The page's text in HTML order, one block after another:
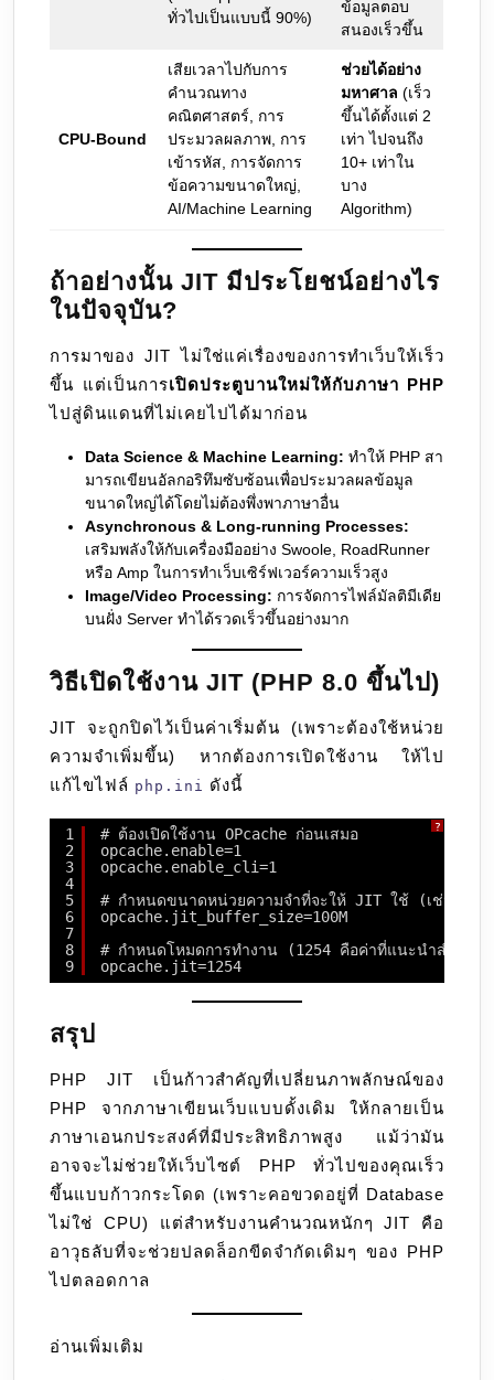
ทั่วไปเป็นแบบนี้ 90%)
ข้อมูลตอบ
สนองเร็วขึ้น
CPU-Bound
เสียเวลาไปกับการ
คำนวณทาง
คณิตศาสตร์, การ
ประมวลผลภาพ, การ
เข้ารหัส, การจัดการ
ข้อความขนาดใหญ่,
AI/Machine Learning
ช่วยได้อย่าง
มหาศาล (เร็ว
ขึ้นได้ตั้งแต่ 2
เท่า ไปจนถึง
10+ เท่าใน
บาง
Algorithm)
ถ้าอย่างนั้น JIT มีประโยชน์อย่างไร
ในปัจจุบัน?
การมาของ JIT ไม่ใช่แค่เรื่องของการทำเว็บให้เร็ว
ขึ้น แต่เป็นการเปิดประตูบานใหม่ให้กับภาษา PHP
ไปสู่ดินแดนที่ไม่เคยไปได้มาก่อน
Data Science & Machine Learning: ทำให้ PHP สา
มารถเขียนอัลกอริทึมซับซ้อนเพื่อประมวลผลข้อมูล
ขนาดใหญ่ได้โดยไม่ต้องพึ่งพาภาษาอื่น
Asynchronous & Long-running Processes:
เสริมพลังให้กับเครื่องมืออย่าง Swoole, RoadRunner
หรือ Amp ในการทำเว็บเซิร์ฟเวอร์ความเร็วสูง
Image/Video Processing: การจัดการไฟล์มัลติมีเดีย
บนฝั่ง Server ทำได้รวดเร็วขึ้นอย่างมาก
วิธีเปิดใช้งาน JIT (PHP 8.0 ขึ้นไป)
JIT จะถูกปิดไว้เป็นค่าเริ่มต้น (เพราะต้องใช้หน่วย
ความจำเพิ่มขึ้น) หากต้องการเปิดใช้งาน ให้ไป
แก้ไขไฟล์ php.ini ดังนี้
?
1
2
3
4
5
6
7
8
9
# ต้องเปิดใช้งาน OPcache ก่อนเสมอ
opcache.enable=1
opcache.enable_cli=1
# กำหนดขนาดหน่วยความจำที่จะให้ JIT ใช้ (เช่น 100
opcache.jit_buffer_size=100M
# กำหนดโหมดการทำงาน (1254 คือค่าที่แนะนำสำหรั
opcache.jit=1254
สรุป
PHP JIT เป็นก้าวสำคัญที่เปลี่ยนภาพลักษณ์ของ
PHP จากภาษาเขียนเว็บแบบดั้งเดิม ให้กลายเป็น
ภาษาเอนกประสงค์ที่มีประสิทธิภาพสูง แม้ว่ามัน
อาจจะไม่ช่วยให้เว็บไซต์ PHP ทั่วไปของคุณเร็ว
ขึ้นแบบก้าวกระโดด (เพราะคอขวดอยู่ที่ Database
ไม่ใช่ CPU) แต่สำหรับงานคำนวณหนักๆ JIT คือ
อาวุธลับที่จะช่วยปลดล็อกขีดจำกัดเดิมๆ ของ PHP
ไปตลอดกาล
อ่านเพิ่มเติม